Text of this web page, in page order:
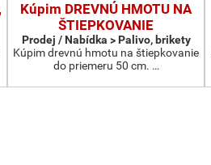
Kúpim DREVNÚ HMOTU NA
ŠTIEPKOVANIE
Prodej / Nabídka > Palivo, brikety
Kúpim drevnú hmotu na štiepkovanie
do priemeru 50 cm. …